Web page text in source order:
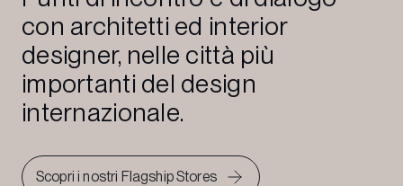
con architetti ed interior
designer, nelle città più
importanti del design
internazionale.
Scopri i nostri Flagship Stores